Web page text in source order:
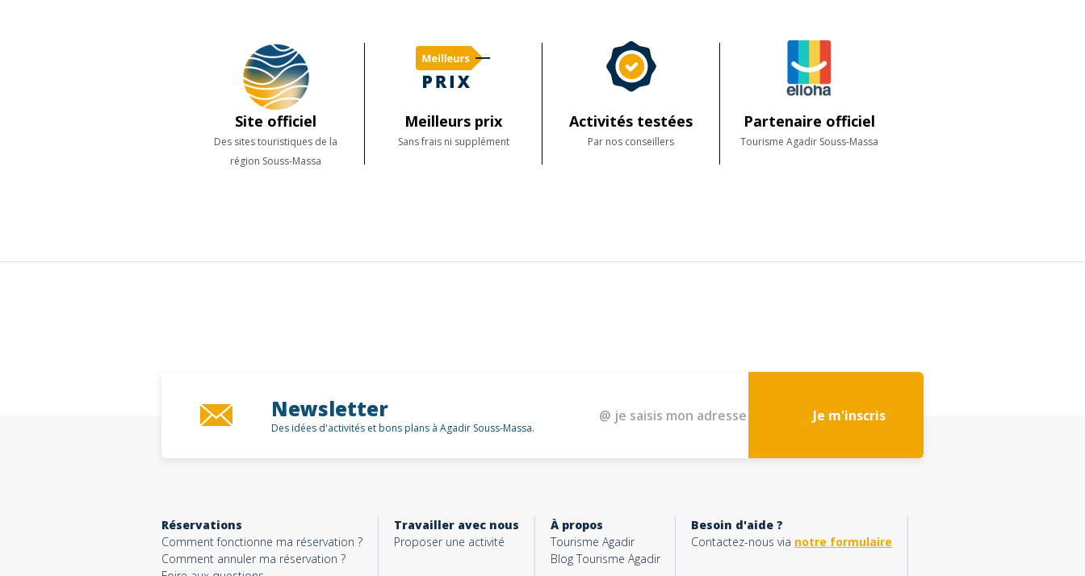
Site officiel
Des sites touristiques de la
région Souss-Massa
Meilleurs prix
Sans frais ni supplément
Activités testées
Par nos conseillers
Partenaire officiel
Tourisme Agadir Souss-Massa
Newsletter
Des idées d'activités et bons plans à Agadir Souss-Massa.
Je m'inscris
Réservations
Comment fonctionne ma réservation ?
Comment annuler ma réservation ?
Travailler avec nous
Proposer une activité
À propos
Tourisme Agadir
Blog Tourisme Agadir
Besoin d'aide ?
Contactez-nous via notre formulaire